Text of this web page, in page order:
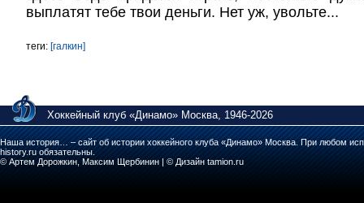
выплатят тебе твои деньги. Нет уж, увольте...
теги: [галкин]
Хоккейный клуб «Динамо» Москва, 1946-2026
Наша история… – сайт об истории хоккейного клуба «Динамо» Москва. При любом
history.ru обязательны.
© Артем Дорожкин, Максим Щербинин | © Дизайн tamion.ru